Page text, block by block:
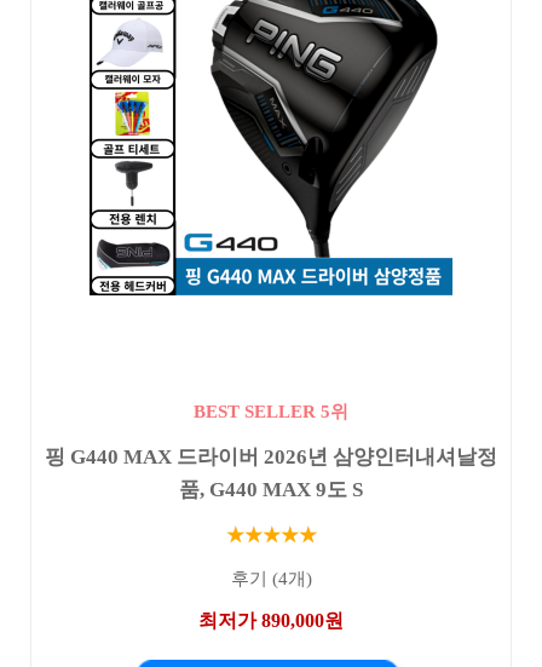
BEST SELLER 5위
핑 G440 MAX 드라이버 2026년 삼양인터내셔날정
품, G440 MAX 9도 S
★★★★★
후기 (4개)
최저가 890,000원